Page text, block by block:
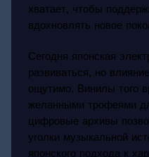
хватает, чтобы
вдохновлять новое
Сегодня японская
развиваться, но
ощутимо. Винилы того
желанными трофеями
цифровые архивы
уголки музыкальной
японского подхода к